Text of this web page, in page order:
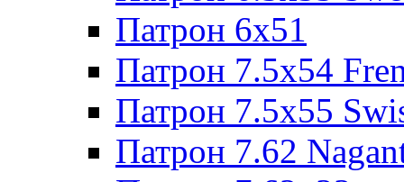
Патрон 6x51
Патрон 7.5x54
Патрон 7.5x55
Патрон 7.62